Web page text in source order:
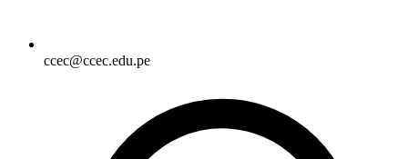
ccec@ccec.edu.pe